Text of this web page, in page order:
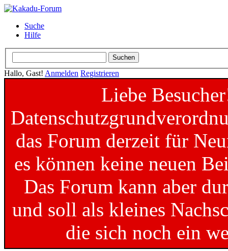
Suche
Hilfe
Hallo, Gast! Anmelden Registrieren
Liebe
das Forum derzeit für
es können keine neuen
Das Forum kann aber
und soll als kleines
die sich noch ein